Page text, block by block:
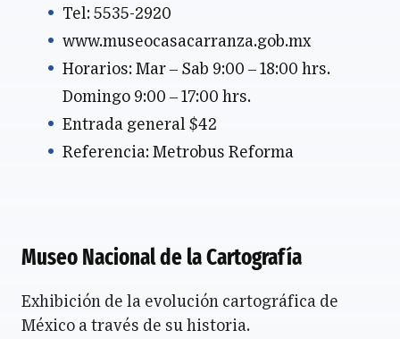
Tel: 5535-2920
www.museocasacarranza.gob.mx
Horarios: Mar – Sab 9:00 – 18:00 hrs.
Domingo 9:00 – 17:00 hrs.
Entrada general $42
Referencia: Metrobus Reforma
Museo Nacional de la Cartografía
Exhibición de la evolución cartográfica de
México a través de su historia.